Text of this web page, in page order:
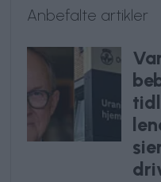
Anbefalte artikler